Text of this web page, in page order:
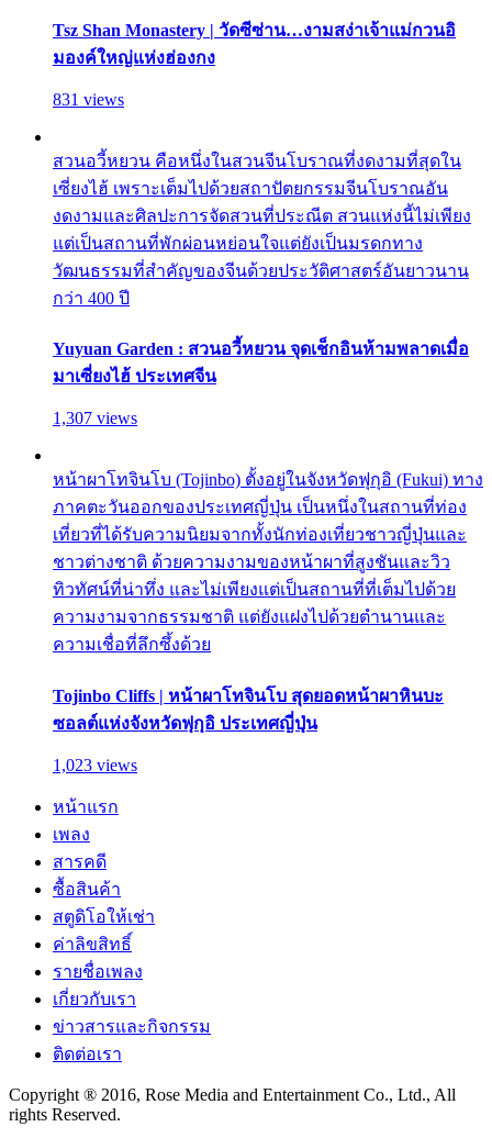
Tsz Shan Monastery | วัดซีซ่าน…งามสง่าเจ้าแม่กวนอิ
มองค์ใหญ่แห่งฮ่องกง
831 views
สวนอวี้หยวน คือหนึ่งในสวนจีนโบราณที่งดงามที่สุดใน
เซี่ยงไฮ้ เพราะเต็มไปด้วยสถาปัตยกรรมจีนโบราณอัน
งดงามและศิลปะการจัดสวนที่ประณีต สวนแห่งนี้ไม่เพียง
แต่เป็นสถานที่พักผ่อนหย่อนใจแต่ยังเป็นมรดกทาง
วัฒนธรรมที่สำคัญของจีนด้วยประวัติศาสตร์อันยาวนาน
กว่า 400 ปี
Yuyuan Garden : สวนอวี้หยวน จุดเช็กอินห้ามพลาดเมื่อ
มาเซี่ยงไฮ้ ประเทศจีน
1,307 views
หน้าผาโทจินโบ (Tojinbo) ตั้งอยู่ในจังหวัดฟุกุอิ (Fukui) ทาง
ภาคตะวันออกของประเทศญี่ปุ่น เป็นหนึ่งในสถานที่ท่อง
เที่ยวที่ได้รับความนิยมจากทั้งนักท่องเที่ยวชาวญี่ปุ่นและ
ชาวต่างชาติ ด้วยความงามของหน้าผาที่สูงชันและวิว
ทิวทัศน์ที่น่าทึ่ง และไม่เพียงแต่เป็นสถานที่ที่เต็มไปด้วย
ความงามจากธรรมชาติ แต่ยังแฝงไปด้วยตำนานและ
ความเชื่อที่ลึกซึ้งด้วย
Tojinbo Cliffs | หน้าผาโทจินโบ สุดยอดหน้าผาหินบะ
ซอลต์แห่งจังหวัดฟุกุอิ ประเทศญี่ปุ่น
1,023 views
หน้าแรก
เพลง
สารคดี
ซื้อสินค้า
สตูดิโอให้เช่า
ค่าลิขสิทธิ์
รายชื่อเพลง
เกี่ยวกับเรา
ข่าวสารและกิจกรรม
ติดต่อเรา
Copyright ® 2016, Rose Media and Entertainment Co., Ltd., All
rights Reserved.